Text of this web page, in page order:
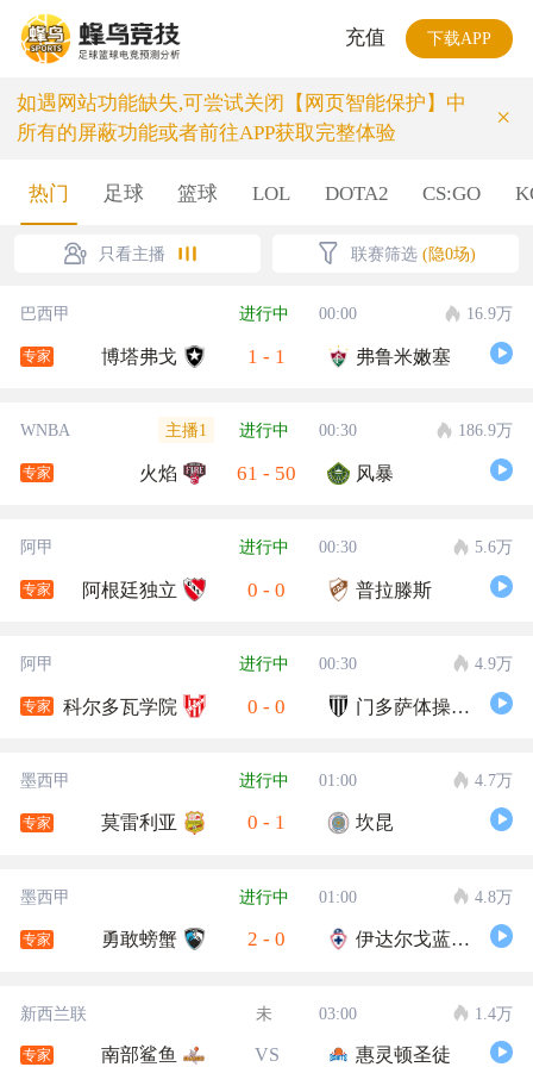
充值 下载APP
如遇网站功能缺失,可尝试关闭【网页智能保护】中
所有的屏蔽功能或者前往APP获取完整体验
×
热门 足球 篮球 LOL DOTA2 CS:GO
只看主播 联赛筛选 (隐0场)
巴西甲 进行中 00:00 16.9万
专家 博塔弗戈 1 - 1 弗鲁米嫩塞
WNBA 主播1 进行中 00:30 186.9万
专家 火焰 61 - 50 风暴
阿甲 进行中 00:30 5.6万
专家 阿根廷独立 0 - 0 普拉滕斯
阿甲 进行中 00:30 4.9万
专家 科尔多瓦学院 0 - 0 门多萨体操击剑
墨西甲 进行中 01:00 4.7万
专家 莫雷利亚 0 - 1 坎昆
墨西甲 进行中 01:00 4.8万
专家 勇敢螃蟹 2 - 0 伊达尔戈蓝十字
新西兰联 未 03:00 1.4万
专家 南部鲨鱼 VS 惠灵顿圣徒